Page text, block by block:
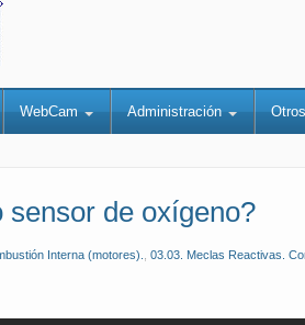
WebCam Administración
de oxígeno?
Interna (motores). 03.03. Meclas Reactivas.